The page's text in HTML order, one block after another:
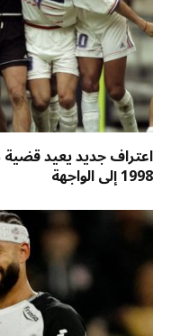
اعتراف جديد يعيد
1998 إلى الواجهة